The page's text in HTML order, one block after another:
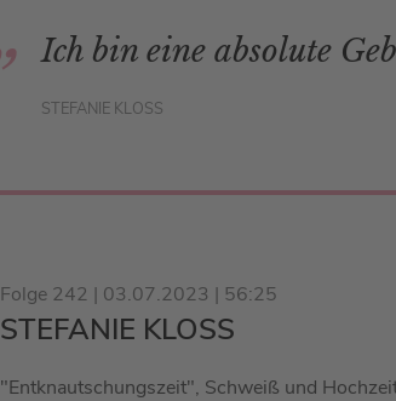
Ich bin eine absolute
STEFANIE KLOSS
Folge 242 | 03.07.2023 | 56:25
STEFANIE KLOSS
"Entknautschungszeit", Schweiß und